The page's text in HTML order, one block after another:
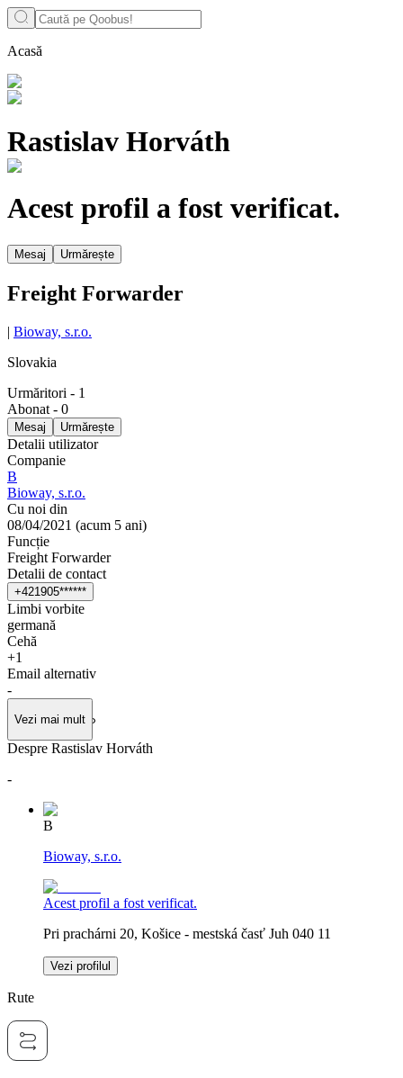
Acasă
Rastislav Horváth
Acest profil a fost verificat.
Mesaj Urmărește
Freight Forwarder
| Bioway, s.r.o.
Slovakia
Urmăritori - 1
Abonat - 0
Mesaj Urmărește
Detalii utilizator
Companie
B
Bioway, s.r.o.
Cu noi din
08/04/2021 (acum 5 ani)
Funcție
Freight Forwarder
Detalii de contact
+421905******
Limbi vorbite
germană
Cehă
+1
Email alternativ
-
Vezi mai mult
Despre Rastislav Horváth
-
B
Bioway, s.r.o.
Acest profil a fost verificat.
Pri prachárni 20, Košice - mestská časť Juh 040 11
Vezi profilul
Rute